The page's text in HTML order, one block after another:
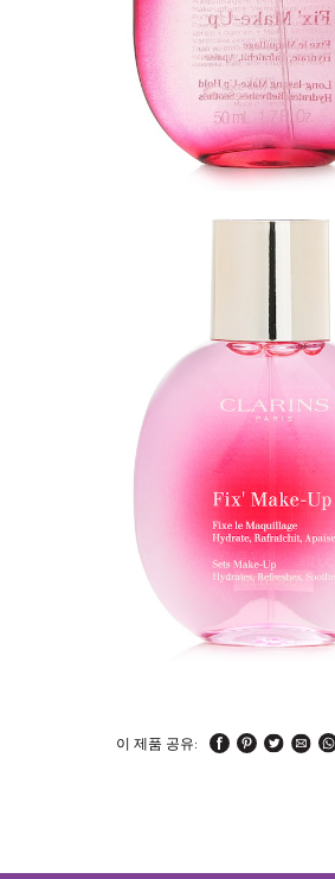
이 제품 공유: